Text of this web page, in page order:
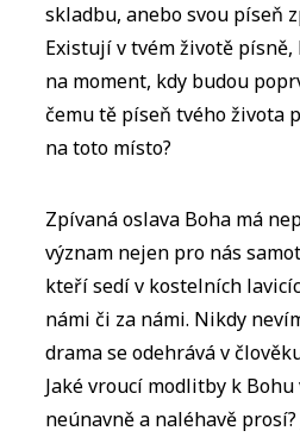
skladbu, anebo svou píseň
Existují v tvém životě
na moment, kdy budou
čemu tě píseň tvého života
na toto místo?
Zpívaná oslava Boha má
význam nejen pro nás
kteří sedí v kostelních
námi či za námi. Nikdy
drama se odehrává v
Jaké vroucí modlitby k Bohu
neúnavně a naléhavě